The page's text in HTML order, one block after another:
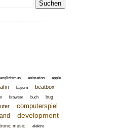
anglizismus animation apple
bayern
beatbox
browser buch
bug
computerspiel
development
music elektro